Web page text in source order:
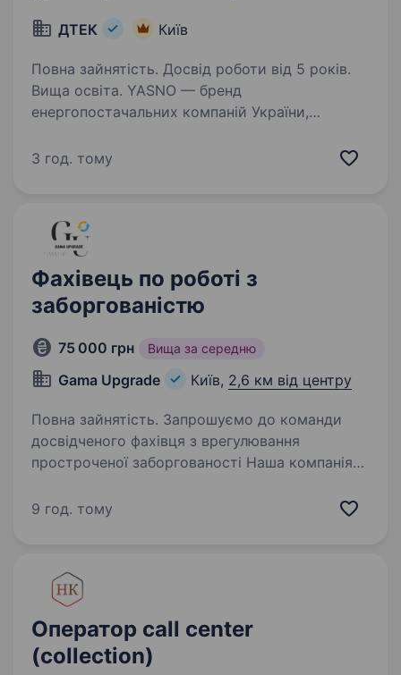
ДТЕК Київ
Повна зайнятість. Досвід роботи від 5 років.
Вища освіта. YASNO — бренд
енергопостачальних компаній України,
та енергоефективними рішеннями 2,5 млн
учасника,…
3 год. тому
Фахівець по роботі з
заборгованістю
75 000 грн Вища за середню
Gama Upgrade Київ, 2,6 км від центру
Повна зайнятість. Запрошуємо до команди
досвідченого фахівця з врегулювання
простроченої заборгованості Наша компанія
високий рівень комунікації, внутрішню
9 год. тому
Оператор call center
(collection)